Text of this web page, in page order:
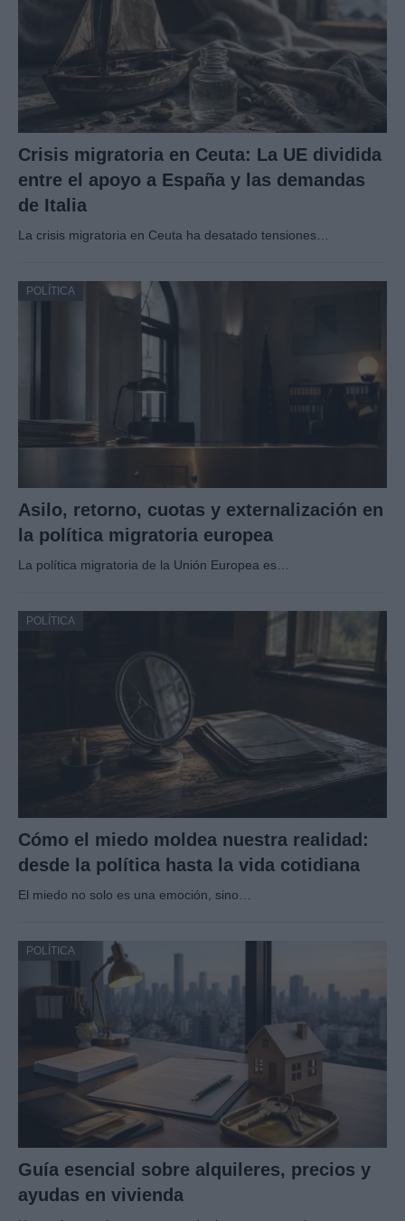
Crisis migratoria en Ceuta: La UE dividida
entre el apoyo a España y las demandas
de Italia
La crisis migratoria en Ceuta ha desatado tensiones…
POLÍTICA
Asilo, retorno, cuotas y externalización en
la política migratoria europea
La política migratoria de la Unión Europea es…
POLÍTICA
Cómo el miedo moldea nuestra realidad:
desde la política hasta la vida cotidiana
El miedo no solo es una emoción, sino…
POLÍTICA
Guía esencial sobre alquileres, precios y
ayudas en vivienda